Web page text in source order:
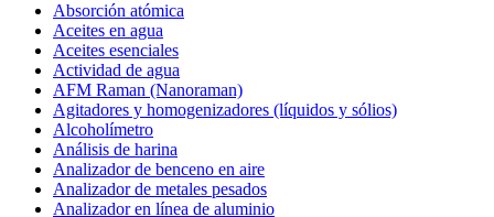
Absorción atómica
Aceites en agua
Aceites esenciales
Actividad de agua
AFM Raman (Nanoraman)
Agitadores y homogenizadores (líquidos y sólios)
Alcoholímetro
Análisis de harina
Analizador de benceno en aire
Analizador de metales pesados
Analizador en línea de aluminio